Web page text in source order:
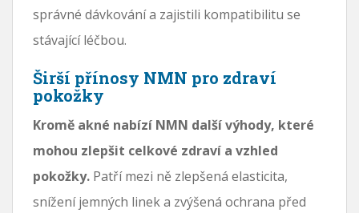
správné dávkování a zajistili kompatibilitu se
stávající léčbou.
Širší přínosy NMN pro zdraví
pokožky
Kromě akné nabízí NMN další výhody, které
mohou zlepšit celkové zdraví a vzhled
pokožky. Patří mezi ně zlepšená elasticita,
snížení jemných linek a zvýšená ochrana před